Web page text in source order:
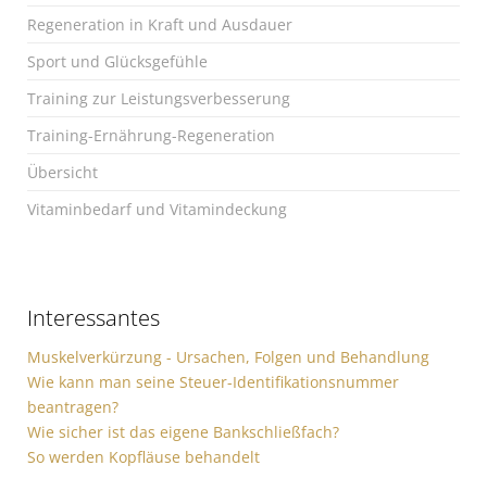
Regeneration in Kraft und Ausdauer
Sport und Glücksgefühle
Training zur Leistungsverbesserung
Training-Ernährung-Regeneration
Übersicht
Vitaminbedarf und Vitamindeckung
Interessantes
Muskelverkürzung - Ursachen, Folgen und Behandlung
Wie kann man seine Steuer-Identifikationsnummer
beantragen?
Wie sicher ist das eigene Bankschließfach?
So werden Kopfläuse behandelt